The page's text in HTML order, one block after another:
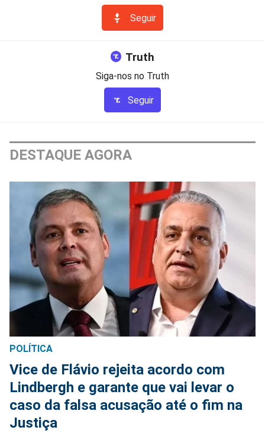
Seguir
Truth
Siga-nos no Truth
Seguir
DESTAQUE AGORA
POLÍTICA
Vice de Flávio rejeita acordo com
Lindbergh e garante que vai levar o
caso da falsa acusação até o fim na
Justiça